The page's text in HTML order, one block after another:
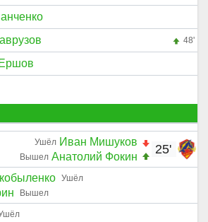
48'
25'
Ушёл Иван Мишуков
Вышел Анатолий Фокин
Ушёл
Вышел